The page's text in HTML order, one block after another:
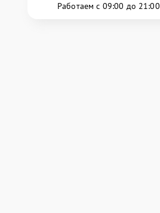
Работаем с 09:00 до 21:00